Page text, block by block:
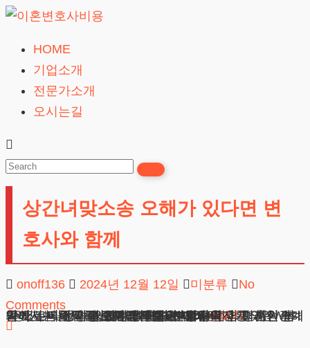
Skip
content
사
비
HOME
기업소개
전문가소개
오시는길
상간녀맞소송 오해가 있다면 변
호사와 함께
onoff136 2024년 12월 12일 미분류
No
Comments
상간녀맞소송 오해가 있다면 변호사와 함께 혼인관계가 있는 이성과의 교제 의혹으로 곤란을 겪고 계신 분들께서는 주목해 주시기 바랍니다. 배우자가 있는 상대와의 교제 문제는 단순한 민사 분쟁을 넘어 형사적 책임까지 이어질 수 있는 예민한 사안입니다. 이러한 상황에서 피해자를 보호하기 위한 법적더보기
상호 : 법무법인 테헤란
사업자 : 589-86-01340
대표자 : 이수학
주소 : 서울시 강남구 테헤란로 420, KT선릉타워West 9층
광고책임변호사 : 이수학